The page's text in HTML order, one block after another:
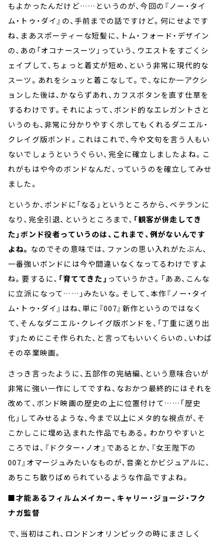
もよかったんだけど……というのが、今回の『ノー・タイ
ム・トゥ・ダイ』の、手前までの話ですけど。何にせよです
ね、まあスポーティーな短髪に、トム・フォード・デザイン
の、あの「オコナースーツ」っていう、ウエストをすごくシ
ェイプして、ちょっと着丈が短め、という非常に現代的な
スーツ。あれをシュッと着こなして。で、なにか一アクシ
ョンした後は、かならずあれ、カフスボタンを直す仕草を
するわけです。それによって、ボンド的なエレガントさと
いうのも、非常に分かりやすく示してもくれるダニエル・
クレイグ版ボンド。これはこれで、今や文句を言う人もい
ないでしょうというぐらい、完全に確立しましたよね。こ
れがもはや今のボンドなんだ、っていうのを確立してみせ
ました。
というか、ボンドに「なる」というところから、ベテランに
なり、完全引退、というところまで、 「観客が併走してき
た」ボンド役者っていうのは、これまで、例がないんです
よね。 なのでその意味では、ファンの思い入れがたぶん、
一番強いボンドには今や間違いなくなってるわけですよ
ね。要するに、 「育ててきた」 っていうかさ。「ああ、こんな
に立派になって……」みたいな。そして、本作『ノー・タイ
ム・トゥ・ダイ』はね、単に『007』新作というのではなく
て、そんなダニエル・クレイグ版ボンドを、「丁重に送り出
す」ためにこそ作られた、と言ってもいいくらいの、いわば
その卒業映画。
さっき言ったように、五部作の完結編、という意味合いが
非常に強い一作にしてですね、なおかつ最終的にはそれを
改めて、ボンド映画の歴史の上に位置付けて……「歴史
化」してみせるような、今まで以上にメタ的な視点が、そ
こかしこに埋め込まれた作品でもある。わかりやすいと
ころでは、『ドクター・ノオ』であるとか、『女王陛下の
007』オマージュみたいなものが、音楽とかビジュアルに、
あちこち散りばめられているような作品ですよね。
■才能あるフィルムメイカー、キャリー・ジョージ・フク
ナガ監督
で、当初はこれ、ロンドンオリンピックの時にまさしく